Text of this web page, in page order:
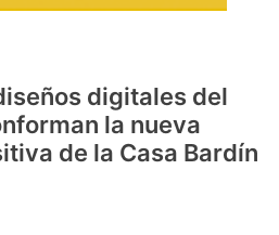
digitales del
la nueva
de la Casa Bardín